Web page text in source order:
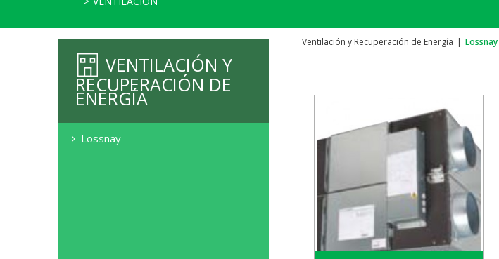
Home Ventilación y Recuperación de Energía | Lossnay
VENTILACIÓN Y
RECUPERACIÓN DE
ENERGÍA
Lossnay